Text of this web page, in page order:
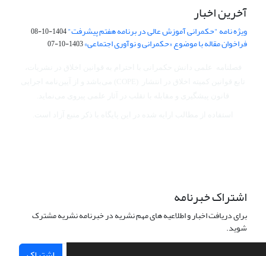
آخرین اخبار
ویژه نامه "حکمرانی آموزش عالی در برنامه هفتم پیشرفت"1404-10-08
فراخوان مقاله با موضوع «حکمرانی و نوآوری اجتماعی»1403-10-07
اشتراک خبرنامه
برای دریافت اخبار و اطلاعیه های مهم نشریه در خبرنامه نشریه مشترک
شوید.